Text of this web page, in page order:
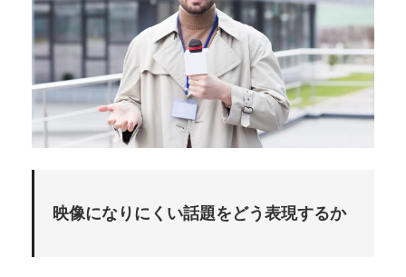
映像になりにくい話題をどう表現するか